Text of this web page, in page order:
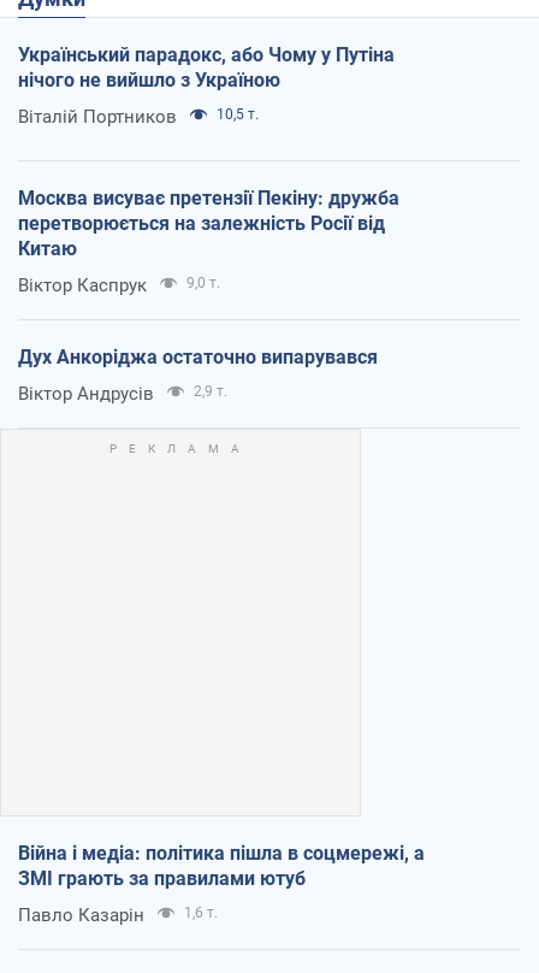
Український парадокс, або Чому у Путіна
нічого не вийшло з Україною
Віталій Портников 10,5 т.
Москва висуває претензії Пекіну: дружба
перетворюється на залежність Росії від
Китаю
Віктор Каспрук 9,0 т.
Дух Анкоріджа остаточно випарувався
Віктор Андрусів 2,9 т.
Війна і медіа: політика пішла в соцмережі, а
ЗМІ грають за правилами ютуб
Павло Казарін 1,6 т.